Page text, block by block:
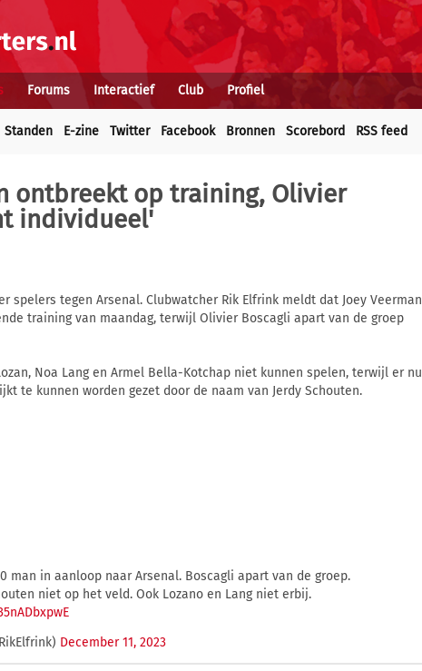
Forums Interactief Club Profiel
Standen E-zine Twitter Facebook Bronnen Scorebord RSS feed
ontbreekt op training, Olivier
individueel'
spelers tegen Arsenal. Clubwatcher Rik Elfrink meldt dat Joey Veerman
training van maandag, terwijl Olivier Boscagli apart van de groep
Noa Lang en Armel Bella-Kotchap niet kunnen spelen, terwijl er nu
te kunnen worden gezet door de naam van Jerdy Schouten.
man in aanloop naar Arsenal. Boscagli apart van de groep.
niet op het veld. Ook Lozano en Lang niet erbij.
December 11, 2023